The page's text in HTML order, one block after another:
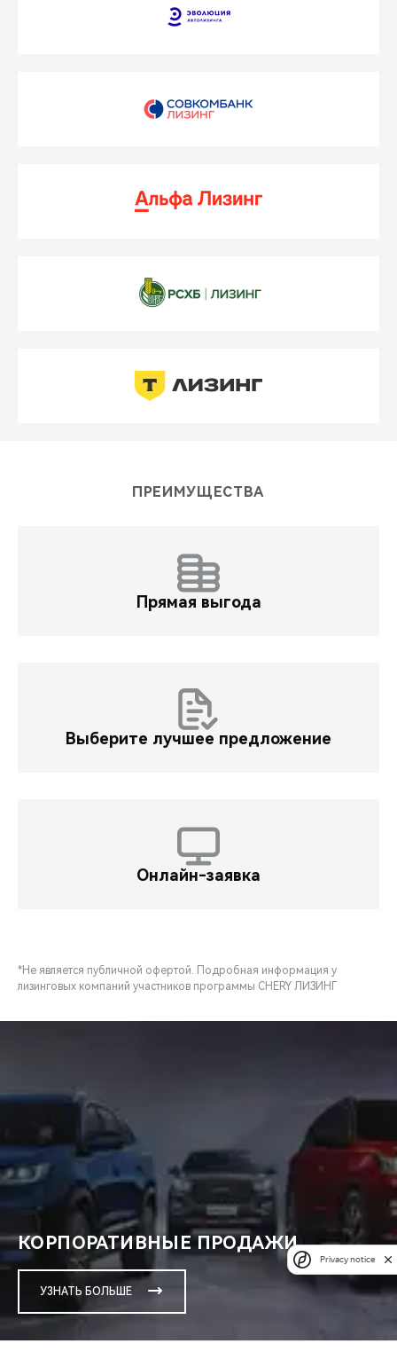
ПРЕИМУЩЕСТВА
Прямая выгода
Выберите лучшее предложение
Онлайн-заявка
*Не является публичной офертой. Подробная информация у
лизинговых компаний участников программы CHERY ЛИЗИНГ
КОРПОРАТИВНЫЕ ПРОДАЖИ
УЗНАТЬ БОЛЬШЕ
Privacy notice